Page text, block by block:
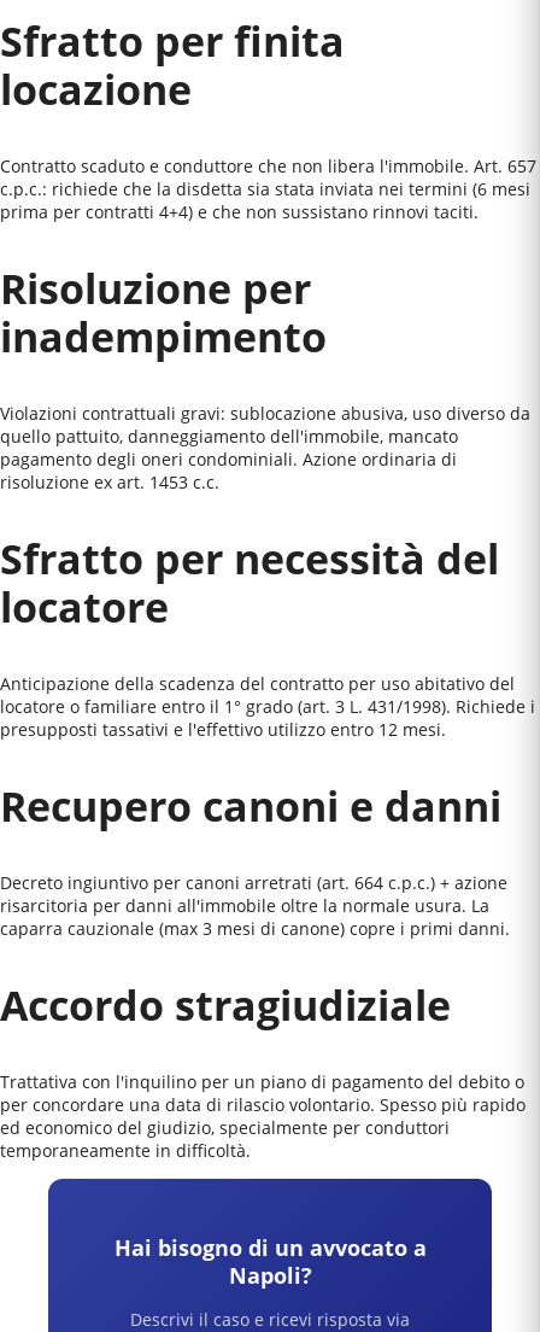
Sfratto per finita
locazione
Contratto scaduto e conduttore che non libera l'immobile. Art. 657
c.p.c.: richiede che la disdetta sia stata inviata nei termini (6 mesi
prima per contratti 4+4) e che non sussistano rinnovi taciti.
Risoluzione per
inadempimento
Violazioni contrattuali gravi: sublocazione abusiva, uso diverso da
quello pattuito, danneggiamento dell'immobile, mancato
pagamento degli oneri condominiali. Azione ordinaria di
risoluzione ex art. 1453 c.c.
Sfratto per necessità del
locatore
Anticipazione della scadenza del contratto per uso abitativo del
locatore o familiare entro il 1° grado (art. 3 L. 431/1998). Richiede i
presupposti tassativi e l'effettivo utilizzo entro 12 mesi.
Recupero canoni e danni
Decreto ingiuntivo per canoni arretrati (art. 664 c.p.c.) + azione
risarcitoria per danni all'immobile oltre la normale usura. La
caparra cauzionale (max 3 mesi di canone) copre i primi danni.
Accordo stragiudiziale
Trattativa con l'inquilino per un piano di pagamento del debito o
per concordare una data di rilascio volontario. Spesso più rapido
ed economico del giudizio, specialmente per conduttori
temporaneamente in difficoltà.
Hai bisogno di un avvocato a
Napoli?
Descrivi il caso e ricevi risposta via